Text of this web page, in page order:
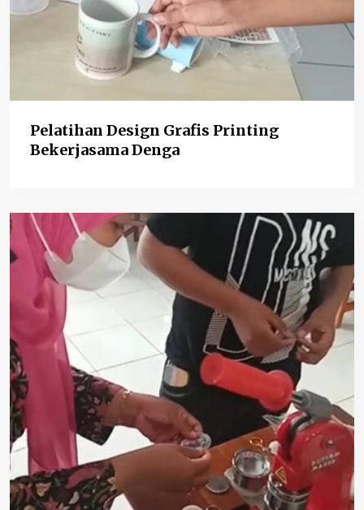
Pelatihan Design Grafis Printing
Bekerjasama Denga